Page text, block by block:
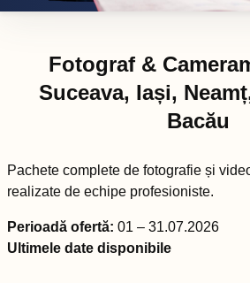
Fotograf &
Suceava, Iași,
Bacău
Pachete complete de fotografie și
realizate de echipe profesioniste.
Perioadă ofertă: 01 – 31.07.2026
Ultimele date disponibile